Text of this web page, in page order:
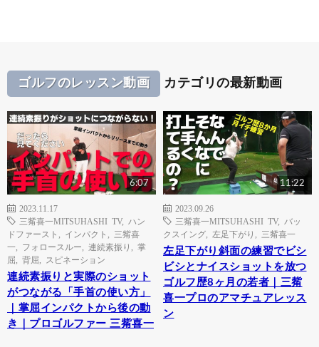
ゴルフのレッスン動画 カテゴリの最新動画
6:07
2023.11.17
三觜喜一MITSUHASHI TV, ハン
ドファースト
インパクト
三觜喜
一
フォロースルー 連続素振り
掌
屈
背屈 スピネーション
連続素振りと実際のショット
がつながる「手首の使い方」
｜掌屈インパクトから後の動
き｜プロゴルファー 三觜喜一
11:22
2023.09.26
三觜喜一MITSUHASHI TV, バッ
クスイング
左足下がり 三觜喜一
左足下がり斜面の練習でビシ
ビシとナイスショットを放つ
ゴルフ歴8ヶ月の若者｜三觜
喜一プロのアマチュアレッス
ン